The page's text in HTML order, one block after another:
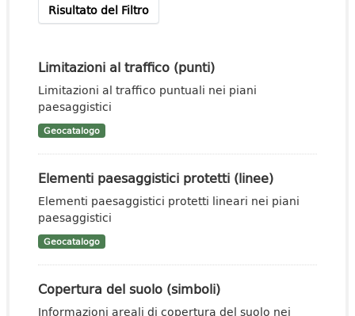
Risultato del Filtro
Limitazioni al traffico (punti)
Limitazioni al traffico puntuali nei piani
paesaggistici
Geocatalogo
Elementi paesaggistici protetti (linee)
Elementi paesaggistici protetti lineari nei piani
paesaggistici
Geocatalogo
Copertura del suolo (simboli)
Informazioni areali di copertura del suolo nei